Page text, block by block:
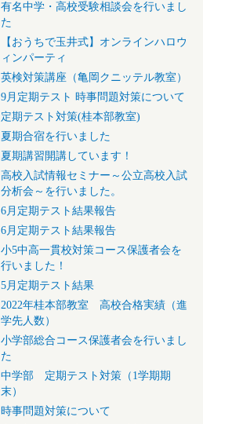
有名中学・高校受験相談会を行いまし
た
【おうちで玉井式】オンラインハロウ
ィンパーティ
英検対策講座（亀岡クニッテル教室）
9月定期テスト 時事問題対策について
定期テスト対策(桂本部教室)
夏期合宿を行いました
夏期講習開講しています！
高校入試情報セミナー～公立高校入試
分析会～を行いました。
6月定期テスト結果報告
6月定期テスト結果報告
小5中高一貫校対策コース保護者会を
行いました！
5月定期テスト結果
2022年桂本部教室 高校合格実績（進
学先人数）
小学部総合コース保護者会を行いまし
た
中学部 定期テスト対策（1学期期
末）
時事問題対策について